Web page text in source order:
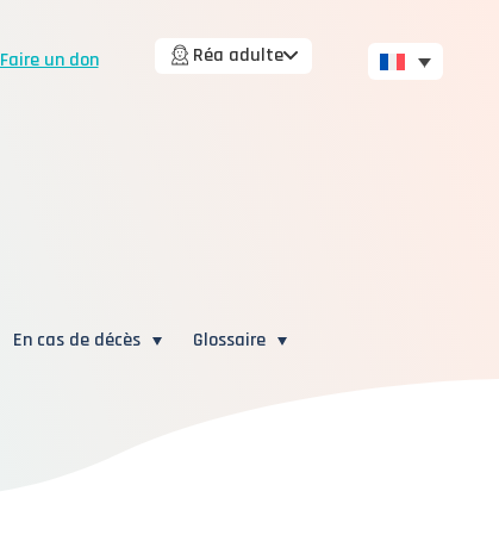
Faire un don Réa adulte
En cas de décès Glossaire